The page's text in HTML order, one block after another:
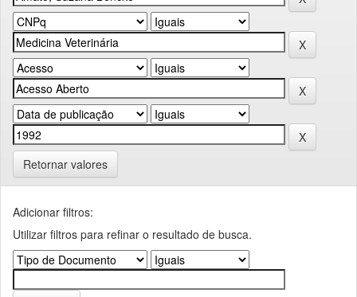
Retornar valores
Adicionar filtros:
Utilizar filtros para refinar o resultado de busca.